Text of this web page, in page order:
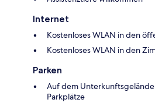
Internet
Kostenloses WLAN in den
Kostenloses WLAN in den
Parken
Auf dem
Parkplätze